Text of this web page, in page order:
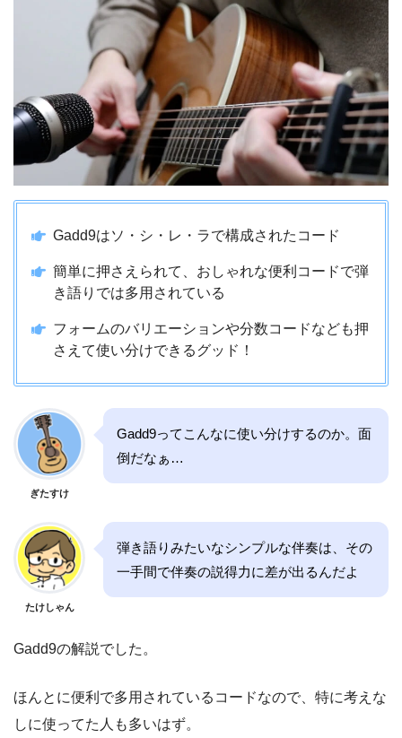
Gadd9はソ・シ・レ・ラで構成されたコード
簡単に押さえられて、おしゃれな便利コードで弾
き語りでは多用されている
フォームのバリエーションや分数コードなども押
さえて使い分けできるグッド！
ぎたすけ
Gadd9ってこんなに使い分けするのか。面
倒だなぁ…
たけしゃん
弾き語りみたいなシンプルな伴奏は、その
一手間で伴奏の説得力に差が出るんだよ
Gadd9の解説でした。
ほんとに便利で多用されているコードなので、特に考えな
しに使ってた人も多いはず。